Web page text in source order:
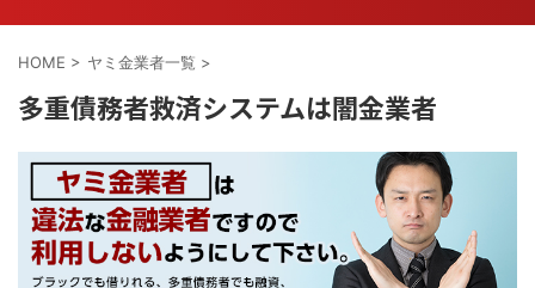
HOME > ヤミ金業者一覧 >
多重債務者救済システムは闇金業者